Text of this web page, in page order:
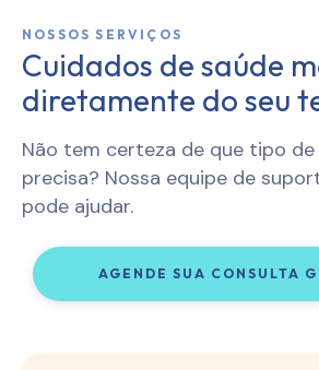
NOSSOS SERVIÇOS
Cuidados de saúde
diretamente do seu
Não tem certeza de que tipo
precisa? Nossa equipe de
pode ajudar.
AGENDE SUA CONSULTA